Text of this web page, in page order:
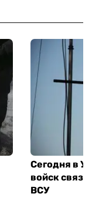
Сегодня в
войск
ВСУ